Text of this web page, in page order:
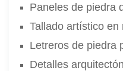
Paneles de piedra
Tallado artístico en
Letreros de piedra
Detalles